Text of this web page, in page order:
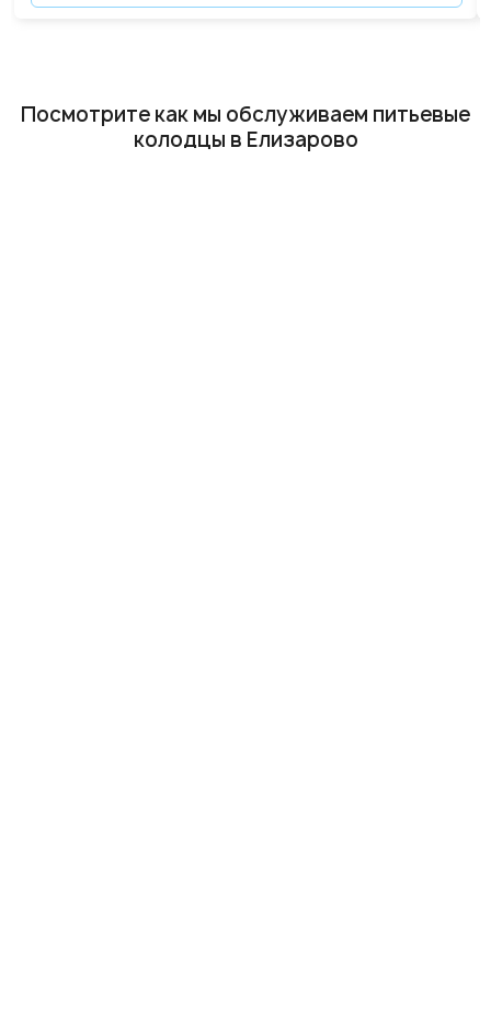
Посмотрите как мы обслуживаем питьевые
колодцы в Елизарово